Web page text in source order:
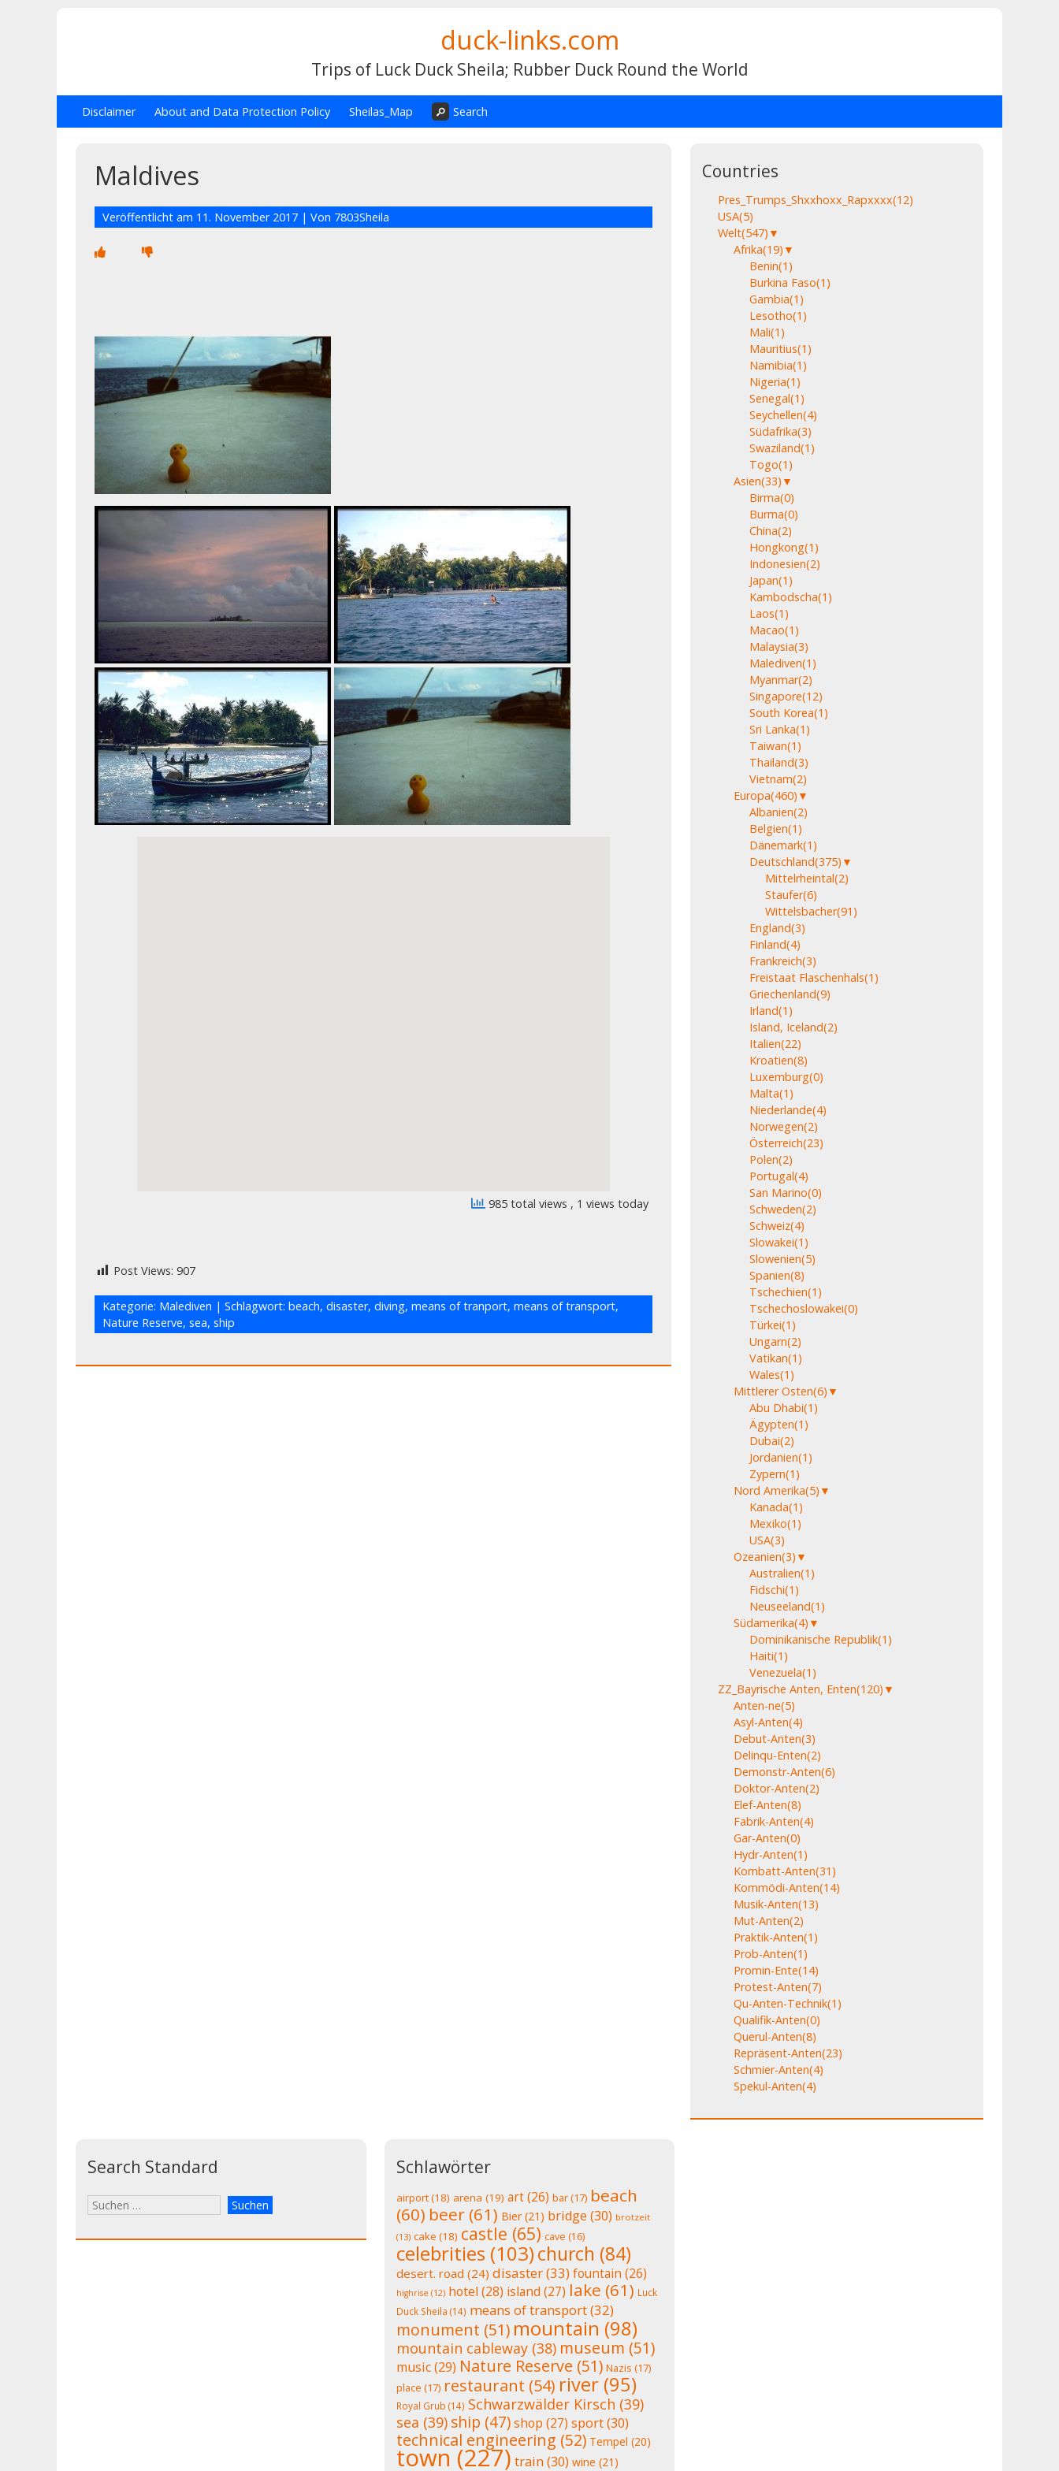
duck-links.com
Trips of Luck Duck Sheila; Rubber Duck Round the World
Disclaimer About and Data Protection Policy Sheilas_Map Search
Maldives
Veröffentlicht am 11. November 2017 | Von 7803Sheila
985 total views , 1 views today
Post Views: 907
Kategorie: Malediven | Schlagwort: beach, disaster, diving, means of tranport, means of transport,
Nature Reserve, sea, ship
Countries
Pres_Trumps_Shxxhoxx_Rapxxxx(12)
USA(5)
Welt(547) ▼
Afrika(19) ▼
Benin(1)
Burkina Faso(1)
Gambia(1)
Lesotho(1)
Mali(1)
Mauritius(1)
Namibia(1)
Nigeria(1)
Senegal(1)
Seychellen(4)
Südafrika(3)
Swaziland(1)
Togo(1)
Asien(33) ▼
Birma(0)
Burma(0)
China(2)
Hongkong(1)
Indonesien(2)
Japan(1)
Kambodscha(1)
Laos(1)
Macao(1)
Malaysia(3)
Malediven(1)
Myanmar(2)
Singapore(12)
South Korea(1)
Sri Lanka(1)
Taiwan(1)
Thailand(3)
Vietnam(2)
Europa(460) ▼
Albanien(2)
Belgien(1)
Dänemark(1)
Deutschland(375) ▼
Mittelrheintal(2)
Staufer(6)
Wittelsbacher(91)
England(3)
Finland(4)
Frankreich(3)
Freistaat Flaschenhals(1)
Griechenland(9)
Irland(1)
Island, Iceland(2)
Italien(22)
Kroatien(8)
Luxemburg(0)
Malta(1)
Niederlande(4)
Norwegen(2)
Österreich(23)
Polen(2)
Portugal(4)
San Marino(0)
Schweden(2)
Schweiz(4)
Slowakei(1)
Slowenien(5)
Spanien(8)
Tschechien(1)
Tschechoslowakei(0)
Türkei(1)
Ungarn(2)
Vatikan(1)
Wales(1)
Mittlerer Osten(6) ▼
Abu Dhabi(1)
Ägypten(1)
Dubai(2)
Jordanien(1)
Zypern(1)
Nord Amerika(5) ▼
Kanada(1)
Mexiko(1)
USA(3)
Ozeanien(3) ▼
Australien(1)
Fidschi(1)
Neuseeland(1)
Südamerika(4) ▼
Dominikanische Republik(1)
Haiti(1)
Venezuela(1)
ZZ_Bayrische Anten, Enten(120) ▼
Anten-ne(5)
Asyl-Anten(4)
Debut-Anten(3)
Delinqu-Enten(2)
Demonstr-Anten(6)
Doktor-Anten(2)
Elef-Anten(8)
Fabrik-Anten(4)
Gar-Anten(0)
Hydr-Anten(1)
Kombatt-Anten(31)
Kommödi-Anten(14)
Musik-Anten(13)
Mut-Anten(2)
Praktik-Anten(1)
Prob-Anten(1)
Promin-Ente(14)
Protest-Anten(7)
Qu-Anten-Technik(1)
Qualifik-Anten(0)
Querul-Anten(8)
Repräsent-Anten(23)
Schmier-Anten(4)
Spekul-Anten(4)
Search Standard Schlawörter
airport(18) arena (19) art(26) bar(17) beach
(60) beer(61) Bier(21) bridge (30) brotzeit
(13) cake (18) castle (65) cave (16)
celebrities (103)church (84)
desert. road (24) disaster(33)fountain (26)
highrise (12) hotel (28) island (27) lake (61) Luck
Duck Sheila (14) means of transport(32)
monument (51) mountain (98)
mountain cableway(38) museum (51)
music(29) Nature Reserve (51) Nazis (17)
place (17) restaurant (54) river(95)
Royal Grub (14) Schwarzwälder Kirsch (39)
sea (39) ship (47)shop (27) sport(30)
technical engineering (52) Tempel (20)
town (227) train (30) wine (21)